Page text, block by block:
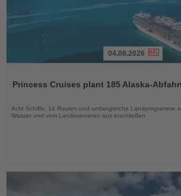
die
04.08.2026
Princess Cruises plant 185 Alaska-
Acht Schiffe, 14 Routen und umfangreiche Landprogramme
Wasser und vom Landesinneren aus erschließen